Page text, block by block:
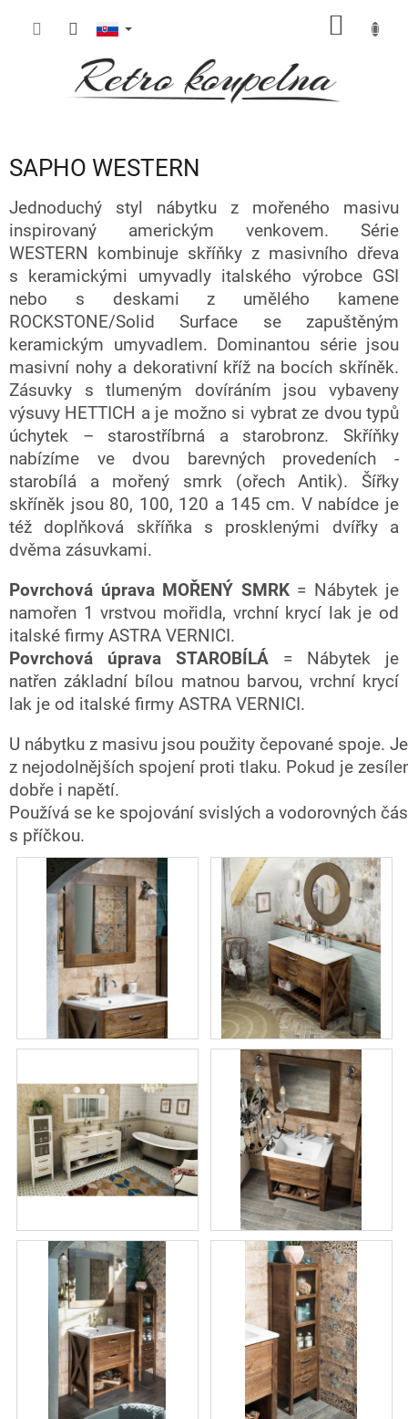
SAPHO WESTERN
Jednoduchý styl nábytku z mořeného masivu
inspirovaný americkým venkovem. Série
WESTERN kombinuje skříňky z masivního dřeva
s keramickými umyvadly italského výrobce GSI
nebo s deskami z umělého kamene
ROCKSTONE/Solid Surface se zapuštěným
keramickým umyvadlem. Dominantou série jsou
masivní nohy a dekorativní kříž na bocích skříněk.
Zásuvky s tlumeným dovíráním jsou vybaveny
výsuvy HETTICH a je možno si vybrat ze dvou typů
úchytek – starostříbrná a starobronz. Skříňky
nabízíme ve dvou barevných provedeních -
starobílá a mořený smrk (ořech Antik). Šířky
skříněk jsou 80, 100, 120 a 145 cm. V nabídce je
též doplňková skříňka s prosklenými dvířky a
dvěma zásuvkami.
Povrchová úprava MOŘENÝ SMRK= Nábytek je
namořen 1 vrstvou mořidla, vrchní krycí lak je od
italské firmy ASTRA VERNICI.
Povrchová úprava STAROBÍLÁ = Nábytek je
natřen základní bílou matnou barvou, vrchní krycí
lak je od italské firmy ASTRA VERNICI.
U nábytku z masivu jsou použity čepované spoje.
z nejodolnějších spojení proti tlaku. Pokud je
dobře i napětí.
Používá se ke spojování svislých a vodorovných
s příčkou.